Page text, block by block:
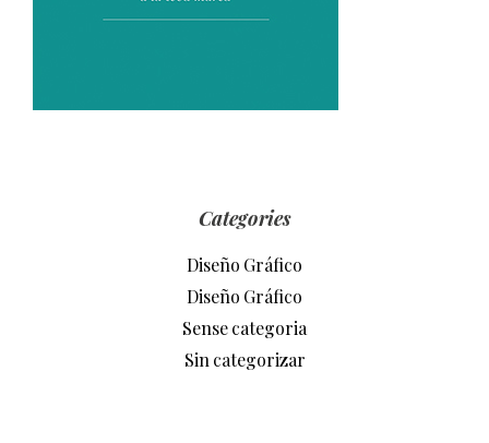
Categories
Diseño Gráfico
Diseño Gráfico
Sense categoria
Sin categorizar